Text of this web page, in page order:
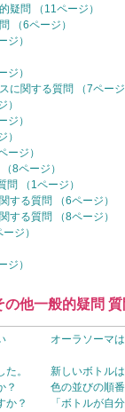
疑問 （11ページ）
（6ページ）
ジ）
ジ）
に関する質問 （7ページ
）
ジ）
）
ージ）
8ページ）
（1ページ）
する質問 （6ページ）
する質問 （8ページ）
ジ）
ジ）
他一般的疑問 質
オーラソーマ
。
新しいボトル
？
色の並びの順
か？
「ボトルが自